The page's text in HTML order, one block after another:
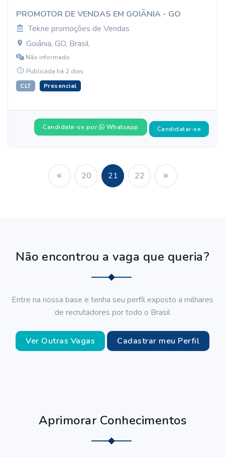
PROMOTOR DE VENDAS EM GOIÂNIA - GO
Tekne promoções de Vendas
Goiânia, GO, Brasil
Não informado
Publicada há 2 dias
CLT Presencial
Candidate-se por Whatsapp Candidatar-se
20 21 22
Não encontrou a vaga que queria?
Entre na nossa base e tenha seu perfil exposto a milhares
de recrutadores por todo o Brasil
Ver Outras Vagas Cadastrar meu Perfil
Aprimorar Conhecimentos